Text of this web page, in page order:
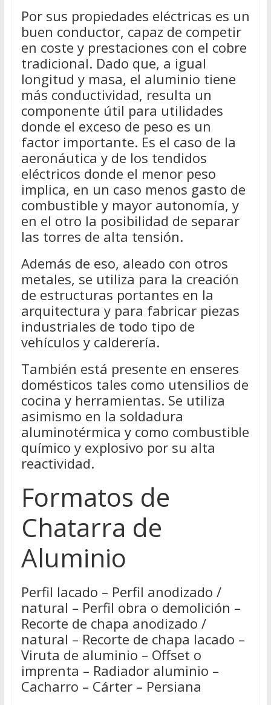
Por sus propiedades eléctricas es un
buen conductor, capaz de competir
en coste y prestaciones con el cobre
tradicional. Dado que, a igual
longitud y masa, el aluminio tiene
más conductividad, resulta un
componente útil para utilidades
donde el exceso de peso es un
factor importante. Es el caso de la
aeronáutica y de los tendidos
eléctricos donde el menor peso
implica, en un caso menos gasto de
combustible y mayor autonomía, y
en el otro la posibilidad de separar
las torres de alta tensión.
Además de eso, aleado con otros
metales, se utiliza para la creación
de estructuras portantes en la
arquitectura y para fabricar piezas
industriales de todo tipo de
vehículos y calderería.
También está presente en enseres
domésticos tales como utensilios de
cocina y herramientas. Se utiliza
asimismo en la soldadura
aluminotérmica y como combustible
químico y explosivo por su alta
reactividad.
Formatos de
Chatarra de
Aluminio
Perfil lacado – Perfil anodizado /
natural – Perfil obra o demolición –
Recorte de chapa anodizado /
natural – Recorte de chapa lacado –
Viruta de aluminio – Offset o
imprenta – Radiador aluminio –
Cacharro – Cárter – Persiana